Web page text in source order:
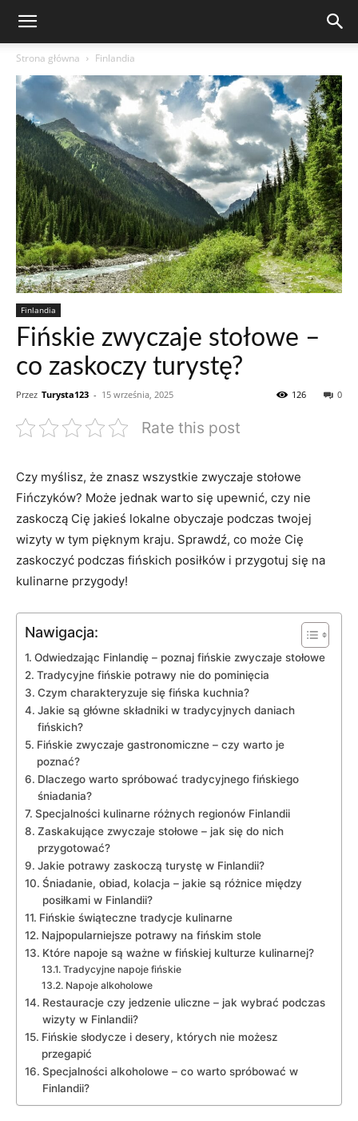
Strona główna Finlandia
Finlandia
Fińskie zwyczaje stołowe –
co zaskoczy turystę?
Przez Turysta123 - 15 września, 2025 0
126
Rate this post
Czy myślisz, że znasz wszystkie zwyczaje stołowe
Fińczyków? ‌Może ‌jednak ‌warto się upewnić, czy nie
zaskoczą Cię jakieś lokalne obyczaje podczas ‌twojej
⁣wizyty w tym pięknym ‌kraju. Sprawdź, co może Cię
zaskoczyć podczas fińskich posiłków‌ i przygotuj się na
kulinarne przygody!
Nawigacja:
Odwiedzając ⁤Finlandię – poznaj ​fińskie zwyczaje stołowe
Tradycyjne fińskie potrawy nie ⁣do pominięcia
Czym⁣ charakteryzuje‍ się fińska ⁣kuchnia?
Jakie są główne składniki ⁣w tradycyjnych ⁤daniach
‍fińskich?
Fińskie zwyczaje gastronomiczne – czy‌ warto je
poznać?
Dlaczego warto spróbować tradycyjnego fińskiego
śniadania?
Specjalności kulinarne różnych regionów ‍Finlandii
Zaskakujące zwyczaje ⁣stołowe – jak się do nich
⁤przygotować?
Jakie potrawy zaskoczą ⁣turystę w Finlandii?
Śniadanie, obiad,‌ kolacja – jakie są różnice między‍
posiłkami w Finlandii?
Fińskie świąteczne tradycje ⁣kulinarne
Najpopularniejsze ‍potrawy ⁣na fińskim stole
Które napoje są⁤ ważne w fińskiej kulturze kulinarnej?
Tradycyjne napoje fińskie
Napoje alkoholowe
Restauracje czy⁢ jedzenie uliczne – jak wybrać podczas
⁤wizyty w Finlandii?
Fińskie słodycze⁣ i desery, których ⁢nie możesz
⁢przegapić
Specjalności ​alkoholowe‌ – co warto‍ spróbować w
Finlandii?